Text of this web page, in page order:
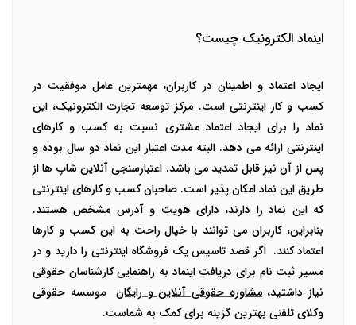
اینماد الکترونیک چیست؟
ایجاد اعتماد و اطمینان در کاربران، مهمترین عامل موفقیت در
کسب و کار اینترنتی است. مرکز توسعه تجارت الکترونیک، این
نماد را برای ایجاد اعتماد مشتری نسبت به کسب و کارهای
اینترنتی ارائه می دهد. البته مدت اعتبار این نماد دو سال بوده و
پس از آن نیز قابل تمدید می باشد. اعتبارسنجی آنلاین شاپ ها از
طریق این نماد امکان پذیر است. صاحبان کسب و کارهای اینترنتی
که این نماد را دارند، دارای هویت و آدرس مشخص هستند.
بنابراین، کاربران می توانند با خیال راحت به این کسب و کارها
اعتماد کنند.اگر قصد تاسیس یک فروشگاه اینترنتی را دارید و در
مسیر ثبت نام برای دریافت اینماد به راهنمایی کارشناسان حقوقی
نیاز داشتید،مشاوره حقوقی آنلاین و رایگان
موسسه حقوقی
وکلای تلفنی بهترین گزینه برای کمک به شماست.